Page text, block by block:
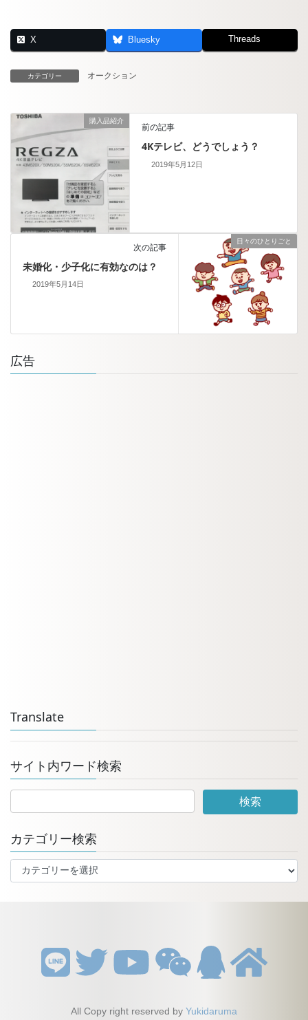
X Bluesky Threads
カテゴリー オークション
購入品紹介
前の記事
4Kテレビ、どうでしょう？
2019年5月12日
日々のひとりごと
次の記事
未婚化・少子化に有効なのは？
2019年5月14日
広告
Translate
サイト内ワード検索
カテゴリー検索
テ
All Copy right reserved by Yukidaruma